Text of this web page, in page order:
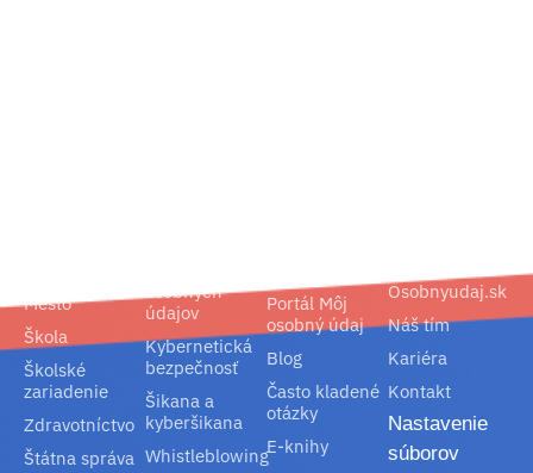
Mesto
Škola
Školské
zariadenie
Zdravotníctvo
Štátna správa
osobných
údajov
Kybernetická
bezpečnosť
Šikana a
kyberšikana
Whistleblowing
Portál Môj
osobný údaj
Blog
Často kladené
otázky
E-knihy
Osobnyudaj.sk
Náš tím
Kariéra
Kontakt
Nastavenie
súborov